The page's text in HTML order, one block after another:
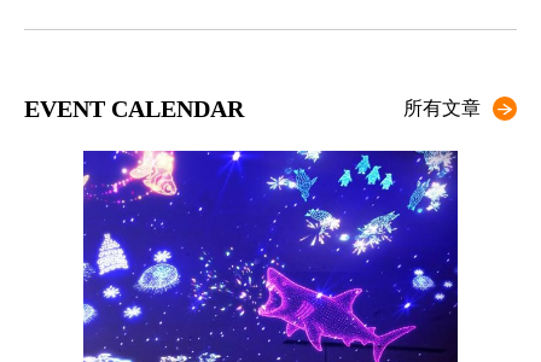
EVENT CALENDAR 所有文章